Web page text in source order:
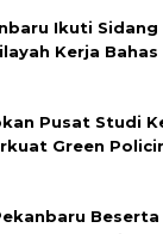
Ikuti Sidang
Kerja Bahas
Kemerdekaan
Pusat Studi
Green